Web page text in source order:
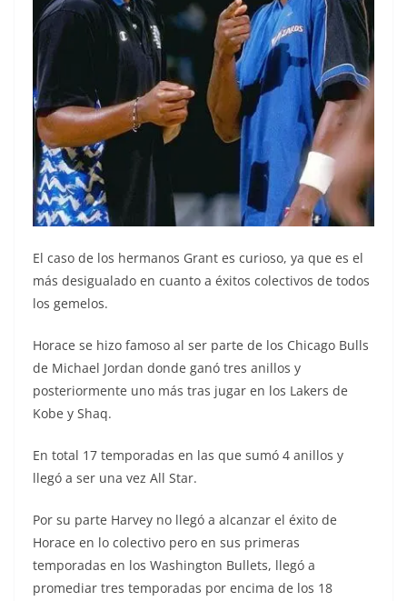
El caso de los hermanos Grant es curioso, ya que es el
más desigualado en cuanto a éxitos colectivos de todos
los gemelos.
Horace se hizo famoso al ser parte de los Chicago Bulls
de Michael Jordan donde ganó tres anillos y
posteriormente uno más tras jugar en los Lakers de
Kobe y Shaq.
En total 17 temporadas en las que sumó 4 anillos y
llegó a ser una vez All Star.
Por su parte Harvey no llegó a alcanzar el éxito de
Horace en lo colectivo pero en sus primeras
temporadas en los Washington Bullets, llegó a
promediar tres temporadas por encima de los 18